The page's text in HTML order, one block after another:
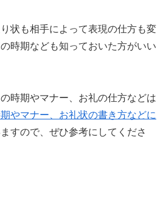
状も相手によって表現の仕方も変
時期なども知っておいた方がいい
時期やマナー、お礼の仕方などは
やマナー、お礼状の書き方などに
すので、ぜひ参考にしてくださ